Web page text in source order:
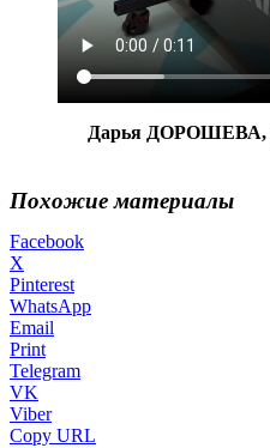
Дарья ДОРОШЕВА,
Похожие материалы
Facebook
X
Pinterest
WhatsApp
Email
Print
Telegram
VK
Viber
Copy URL